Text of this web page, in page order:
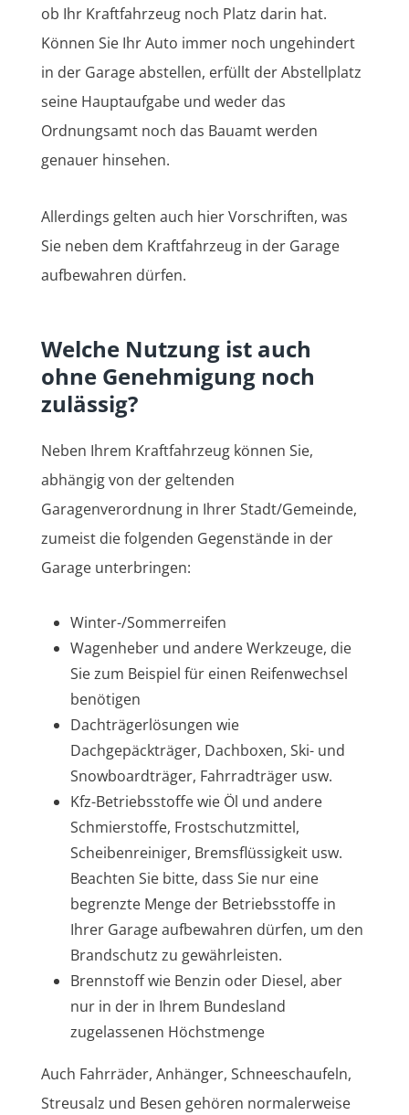
ob Ihr Kraftfahrzeug noch Platz darin hat.
Können Sie Ihr Auto immer noch ungehindert
in der Garage abstellen, erfüllt der Abstellplatz
seine Hauptaufgabe und weder das
Ordnungsamt noch das Bauamt werden
genauer hinsehen.
Allerdings gelten auch hier Vorschriften, was
Sie neben dem Kraftfahrzeug in der Garage
aufbewahren dürfen.
Welche Nutzung ist auch
ohne Genehmigung noch
zulässig?
Neben Ihrem Kraftfahrzeug können Sie,
abhängig von der geltenden
Garagenverordnung in Ihrer Stadt/Gemeinde,
zumeist die folgenden Gegenstände in der
Garage unterbringen:
Winter-/Sommerreifen
Wagenheber und andere Werkzeuge, die
Sie zum Beispiel für einen Reifenwechsel
benötigen
Dachträgerlösungen wie
Dachgepäckträger, Dachboxen, Ski- und
Snowboardträger, Fahrradträger usw.
Kfz-Betriebsstoffe wie Öl und andere
Schmierstoffe, Frostschutzmittel,
Scheibenreiniger, Bremsflüssigkeit usw.
Beachten Sie bitte, dass Sie nur eine
begrenzte Menge der Betriebsstoffe in
Ihrer Garage aufbewahren dürfen, um den
Brandschutz zu gewährleisten.
Brennstoff wie Benzin oder Diesel, aber
nur in der in Ihrem Bundesland
zugelassenen Höchstmenge
Auch Fahrräder, Anhänger, Schneeschaufeln,
Streusalz und Besen gehören normalerweise